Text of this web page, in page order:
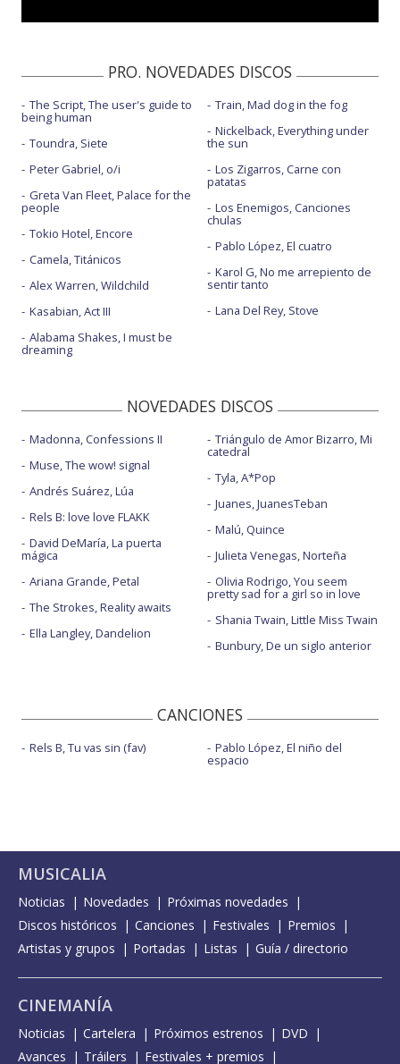
PRO. NOVEDADES DISCOS
The Script, The user's guide to
being human
Toundra, Siete
Peter Gabriel, o/i
Greta Van Fleet, Palace for the
people
Tokio Hotel, Encore
Camela, Titánicos
Alex Warren, Wildchild
Kasabian, Act III
Alabama Shakes, I must be
dreaming
Train, Mad dog in the fog
Nickelback, Everything under
the sun
Los Zigarros, Carne con
patatas
Los Enemigos, Canciones
chulas
Pablo López, El cuatro
Karol G, No me arrepiento de
sentir tanto
Lana Del Rey, Stove
NOVEDADES DISCOS
Madonna, Confessions II
Muse, The wow! signal
Andrés Suárez, Lúa
Rels B: love love FLAKK
David DeMaría, La puerta
mágica
Ariana Grande, Petal
The Strokes, Reality awaits
Ella Langley, Dandelion
Triángulo de Amor Bizarro, Mi
catedral
Tyla, A*Pop
Juanes, JuanesTeban
Malú, Quince
Julieta Venegas, Norteña
Olivia Rodrigo, You seem
pretty sad for a girl so in love
Shania Twain, Little Miss Twain
Bunbury, De un siglo anterior
CANCIONES
Rels B, Tu vas sin (fav) Pablo López, El niño del
espacio
MUSICALIA
Noticias Novedades
Próximas novedades
Discos históricos
Canciones Festivales
Premios
Artistas y grupos
Portadas Listas Guía / directorio
CINEMANÍA
Noticias Cartelera Próximos estrenos
DVD
Avances
Tráilers Festivales + premios